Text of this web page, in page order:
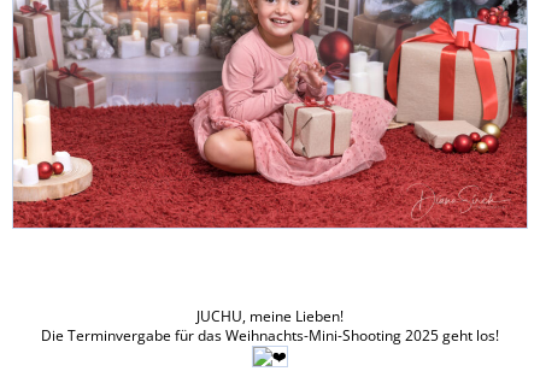
JUCHU, meine Lieben!
Die Terminvergabe für das Weihnachts-Mini-Shooting 2025 geht los!